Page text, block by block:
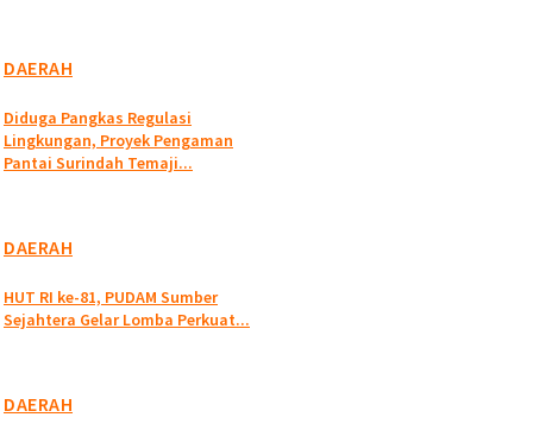
DAERAH
Diduga Pangkas Regulasi
Lingkungan, Proyek Pengaman
Pantai Surindah Temaji...
DAERAH
HUT RI ke-81, PUDAM Sumber
Sejahtera Gelar Lomba Perkuat...
DAERAH